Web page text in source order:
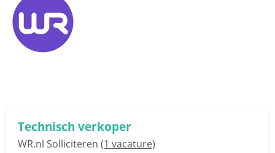
Technisch verkoper
WR.nl Solliciteren (1 vacature)